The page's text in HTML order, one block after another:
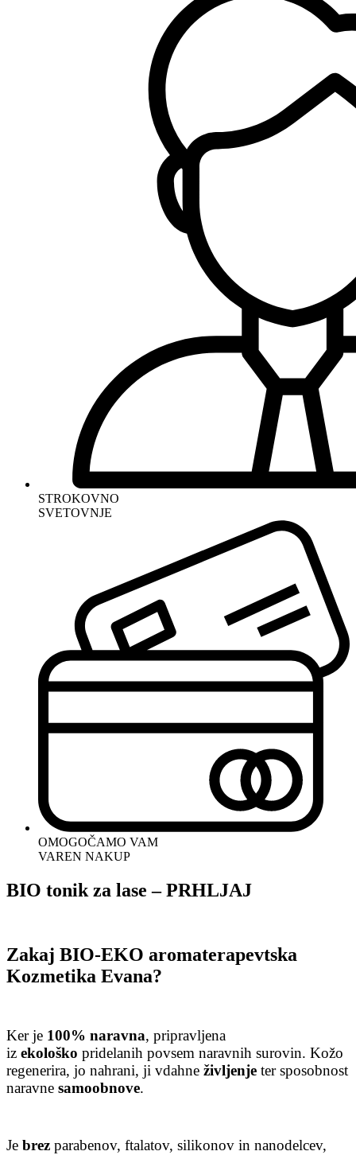
STROKOVNO
SVETOVNJE
OMOGOČAMO VAM
VAREN NAKUP
BIO tonik za lase – PRHLJAJ
Zakaj BIO-EKO aromaterapevtska
Kozmetika Evana?
Ker je 100% naravna, pripravljena
iz ekološko pridelanih povsem naravnih surovin. Kožo
regenerira, jo nahrani, ji vdahne življenje ter sposobnost
naravne samoobnove.
Je brez parabenov, ftalatov, silikonov in nanodelcev,